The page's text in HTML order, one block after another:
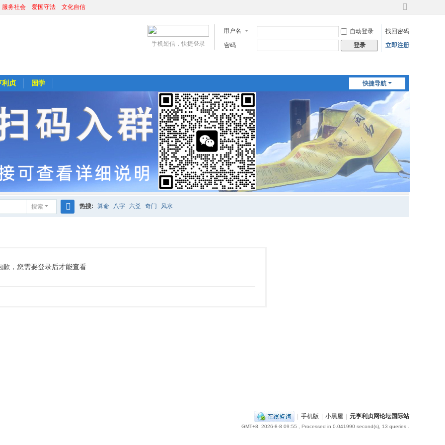
务社会 爱国守法 文化自信
切
到
宽
用户名 自动登录
找回密码
密码
登录 立即注册
手机短信，快捷登录
快捷导航
利贞 国学
搜索 热搜: 算命 八字 六爻 奇门 风水
歉，您需要登录后才能查看
| 手机版 | 小黑屋 | 元亨利贞网论坛国际站
GMT+8, 2026-8-8 09:55 , Processed in 0.041990 second(s), 13 queries .